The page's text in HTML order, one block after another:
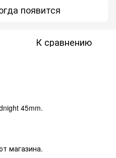
появится
К сравнению
45mm.
магазина.